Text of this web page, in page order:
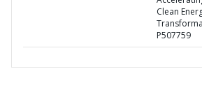
Clean
P507759